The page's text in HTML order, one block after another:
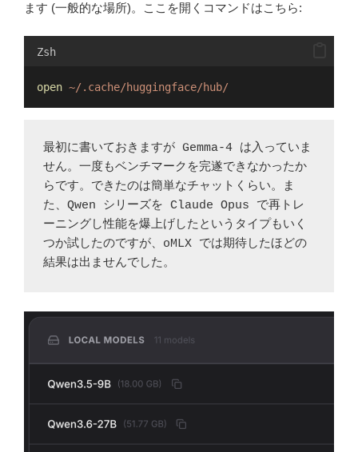
ます (一般的な場所)。ここを開くコマンドはこちら:
Zsh
open ~/.cache/huggingface/hub/
最初に書いておきますが Gemma-4 は入っていま
せん。一度もベンチマークを完遂できなかったか
らです。できたのは簡単なチャットくらい。ま
た、Qwen シリーズを Claude Opus で再トレ
ーニングし性能を爆上げしたというタイプもいく
つか試したのですが、oMLX では期待したほどの
結果は出ませんでした。